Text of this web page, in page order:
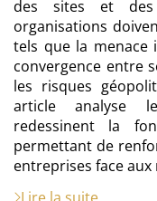
des sites et des
organisations
tels que la menace
convergence entre
les risques
article analyse
redessinent la
permettant de
entreprises face